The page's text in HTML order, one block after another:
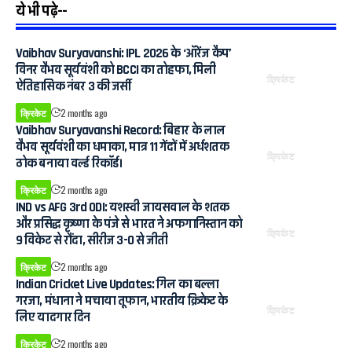
ये भी पढ़े--
क्रिकेट
Vaibhav Suryavanshi: IPL 2026 के ‘ऑरेंज कैप’
विनर वैभव सूर्यवंशी को BCCI का तोहफा, मिली
ऐतिहासिक नंबर 3 की जर्सी
क्रिकेट 2 months ago
क्रिकेट
Vaibhav Suryavanshi Record: बिहार के लाल
वैभव सूर्यवंशी का धमाका, मात्र 11 गेंदों में अर्धशतक
ठोक बनाया वर्ल्ड रिकॉर्ड।
क्रिकेट 2 months ago
क्रिकेट
IND vs AFG 3rd ODI: यशस्वी जायसवाल के शतक
और प्रसिद्ध कृष्णा के पंजे से भारत ने अफगानिस्तान को
9 विकेट से रौंदा, सीरीज 3-0 से जीती
क्रिकेट 2 months ago
क्रिकेट
Indian Cricket Live Updates: गिल का बल्ला
गरजा, मंधाना ने मचाया तूफान, भारतीय क्रिकेट के
लिए यादगार दिन
क्रिकेट 2 months ago